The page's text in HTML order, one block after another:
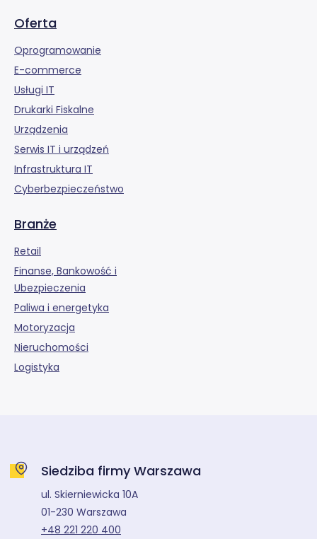
Oferta
Oprogramowanie
E-commerce
Usługi IT
Drukarki Fiskalne
Urządzenia
Serwis IT i urządzeń
Infrastruktura IT
Cyberbezpieczeństwo
Branże
Retail
Finanse, Bankowość i
Ubezpieczenia
Paliwa i energetyka
Motoryzacja
Nieruchomości
Logistyka
Siedziba firmy Warszawa
ul. Skierniewicka 10A
01-230 Warszawa
+48 221 220 400